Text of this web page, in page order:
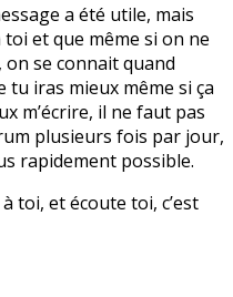
a été utile, mais
et que même si on ne
se connait quand
tu iras mieux même si ça
m’écrire, il ne faut pas
plusieurs fois par jour,
rapidement possible.
toi, et écoute toi, c’est